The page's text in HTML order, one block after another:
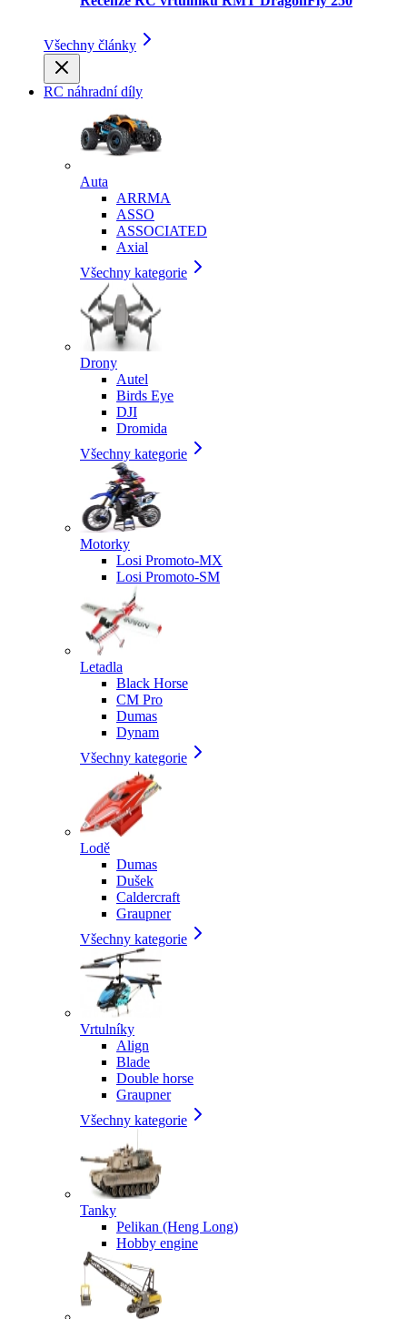
Všechny články
RC náhradní díly
Auta
ARRMA
ASSO
ASSOCIATED
Axial
Všechny kategorie
Drony
Autel
Birds Eye
DJI
Dromida
Všechny kategorie
Motorky
Losi Promoto-MX
Losi Promoto-SM
Letadla
Black Horse
CM Pro
Dumas
Dynam
Všechny kategorie
Lodě
Dumas
Dušek
Caldercraft
Graupner
Všechny kategorie
Vrtulníky
Align
Blade
Double horse
Graupner
Všechny kategorie
Tanky
Pelikan (Heng Long)
Hobby engine